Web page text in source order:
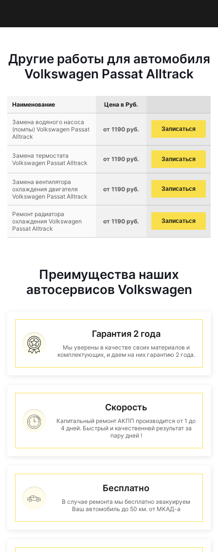
Другие работы для автомобиля
Volkswagen Passat Alltrack
Наименование Цена в Руб.
Замена водяного насоса
(помпы) Volkswagen Passat
Alltrack
от 1190 руб. Записаться
Замена термостата
Volkswagen Passat Alltrack
от 1190 руб. Записаться
Замена вентилятора
охлаждения двигателя
Volkswagen Passat Alltrack
от 1190 руб. Записаться
Ремонт радиатора
охлаждения Volkswagen
Passat Alltrack
от 1190 руб. Записаться
Преимущества наших
автосервисов Volkswagen
Гарантия 2 года
Мы уверены в качестве своих материалов и
комплектующих, и даем на них гарантию 2 года.
Скорость
Капитальный ремонт АКПП производится от 1 до
4 дней. Быстрый и качественнвй результат за
пару дней !
Бесплатно
В случае ремонта мы бесплатно эвакуируем
Ваш автомобиль до 50 км. от МКАД-а